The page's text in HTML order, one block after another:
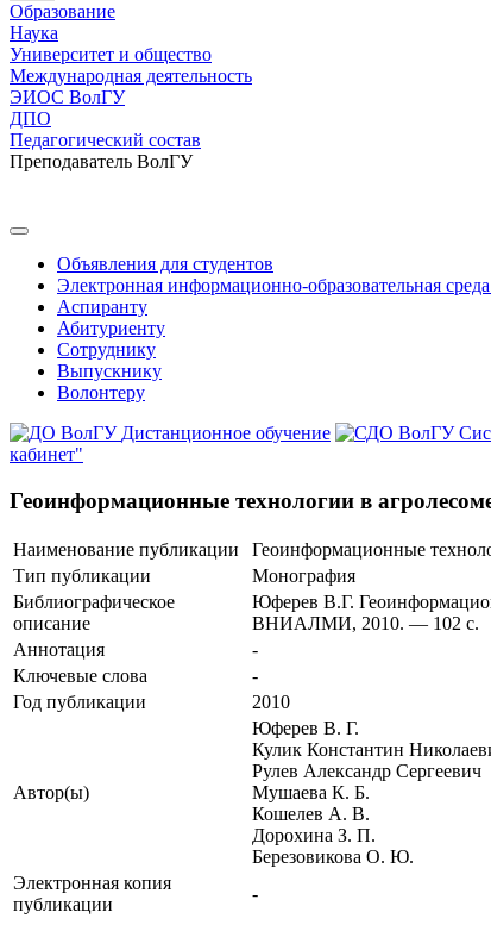
Образование
Наука
Университет и общество
Международная деятельность
ЭИОС ВолГУ
ДПО
Педагогический состав
Преподаватель ВолГУ
Объявления для студентов
Электронная информационно-образовательная
Аспиранту
Абитуриенту
Сотруднику
Выпускнику
Волонтеру
Дистанционное обучение
кабинет"
Геоинформационные технологии в
Наименование публикации
Геоинформационные
Тип публикации
Монография
Библиографическое
описание
Юферев В.Г.
ВНИАЛМИ, 2010. — 102 с.
Аннотация
-
Ключевые cлова
-
Год публикации
2010
Автор(ы)
Юферев В. Г.
Кулик Константин
Рулев Александр Сергеевич
Мушаева К. Б.
Кошелев А. В.
Дорохина З. П.
Березовикова О. Ю.
Электронная копия
публикации
-